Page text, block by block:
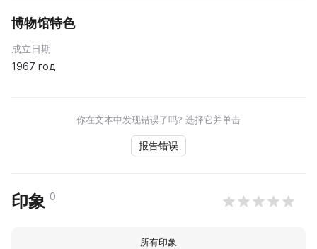
博物馆特色
成立日期
1967 год
你在文本中发现错误了吗? 选择它并单击
报告错误
印象 0
所有印象